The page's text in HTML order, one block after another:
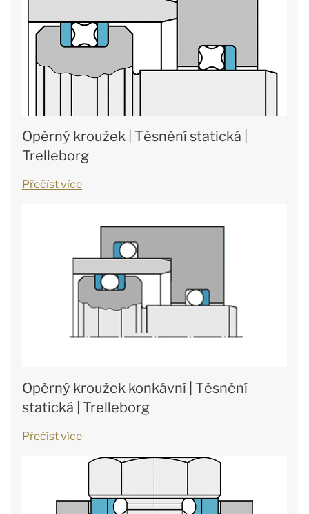
Opěrný kroužek | Těsnění statická |
Trelleborg
Přečíst více
Opěrný kroužek konkávní | Těsnění
statická | Trelleborg
Přečíst více